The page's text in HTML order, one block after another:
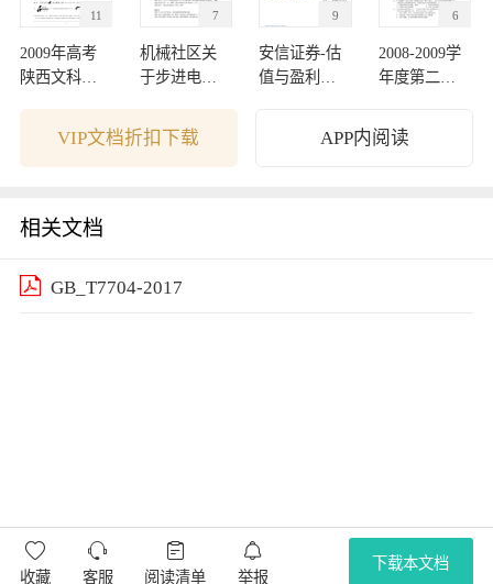
11
2009年高考
陕西文科数
7
机械社区关
于步进电机
9
安信证券-估
值与盈利监
6
2008-2009学
年度第二学
试卷
VIP文档折扣下载 APP内阅读
相关文档
GB_T7704-2017

收藏

客服

阅读清单

举报
下载本文档